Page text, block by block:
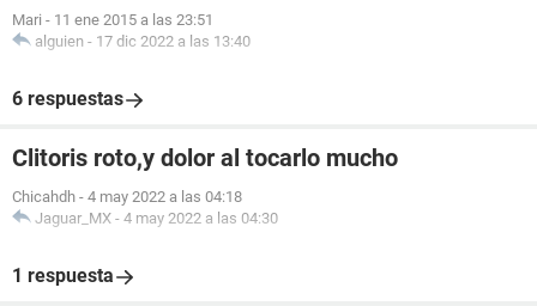
Mari - 11 ene 2015 a las 23:51
alguien - 17 dic 2022 a las 13:40
6 respuestas
Clitoris roto,y dolor al tocarlo mucho
Chicahdh - 4 may 2022 a las 04:18
Jaguar_MX - 4 may 2022 a las 04:30
1 respuesta